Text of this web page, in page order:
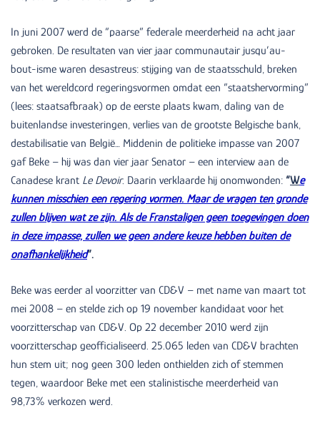
In juni 2007 werd de “paarse” federale meerderheid na acht jaar
gebroken. De resultaten van vier jaar communautair jusqu’au-
bout-isme waren desastreus: stijging van de staatsschuld, breken
van het wereldcord regeringsvormen omdat een “staatshervorming”
(lees: staatsafbraak) op de eerste plaats kwam, daling van de
buitenlandse investeringen, verlies van de grootste Belgische bank,
destabilisatie van België… Middenin de politieke impasse van 2007
gaf Beke – hij was dan vier jaar Senator – een interview aan de
Canadese krant Le Devoir. Daarin verklaarde hij onomwonden: “We
kunnen misschien een regering vormen. Maar de vragen ten gronde
zullen blijven wat ze zijn. Als de Franstaligen geen toegevingen doen
in deze impasse, zullen we geen andere keuze hebben buiten de
onafhankelijkheid”.
Beke was eerder al voorzitter van CD&V – met name van maart tot
mei 2008 – en stelde zich op 19 november kandidaat voor het
voorzitterschap van CD&V. Op 22 december 2010 werd zijn
voorzitterschap geofficialiseerd. 25.065 leden van CD&V brachten
hun stem uit; nog geen 300 leden onthielden zich of stemmen
tegen, waardoor Beke met een stalinistische meerderheid van
98,73% verkozen werd.